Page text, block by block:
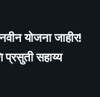
योजना जाहीर!
सहाय्य